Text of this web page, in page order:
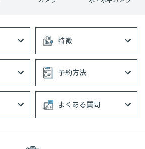
特徴
予約方法
よくある質問